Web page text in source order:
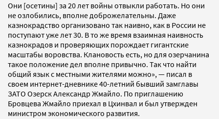
Они [осетины] за 20 лет войны отвыкли работать. Но они
не озлобились, вполне доброжелательны. Даже
казнокрадство организовано так наивно, как в России не
поступают уже лет 30. В то же время взаимная наивность
казнокрадов и проверяющих порождает гигантские
масштабы воровства. Клановость есть, но для озерчанина
такое положение дел вполне привычно. Так что найти
общий язык с местными жителями можно», — писал в
своем интернет-дневнике 40-летний бывший замглавы
ЗАТО Озерск Александр Жмайло. По приглашению
Бровцева Жмайло приехал в Цхинвал и был утвержден
министром экономического развития.